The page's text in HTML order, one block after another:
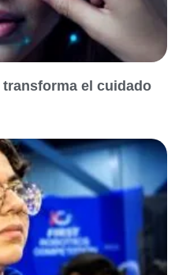
el cuidado